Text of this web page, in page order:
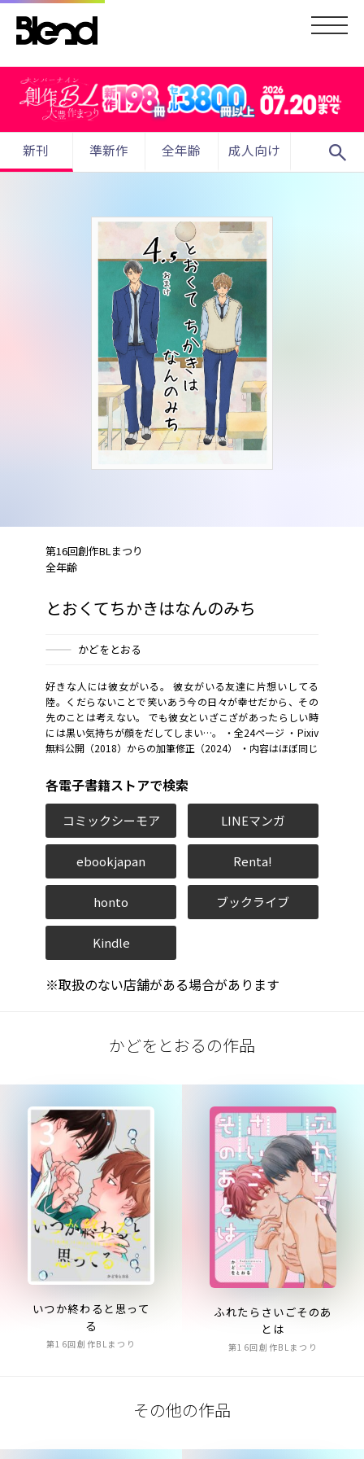
新刊 準新作 全年齢 成人向け search
第16回創作BLまつり
全年齢
とおくてちかきはなんのみち
かどをとおる
好きな人には彼女がいる。 彼女がいる友達に片想いしてる
陸。くだらないことで笑いあう今の日々が幸せだから、その
先のことは考えない。 でも彼女といざこざがあったらしい時
には黒い気持ちが顔をだしてしまい…。 ・全24ページ ・Pixiv
無料公開（2018）からの加筆修正（2024） ・内容はほぼ同じ
各電子書籍ストアで検索
コミックシーモア LINEマンガ
ebookjapan Renta!
honto ブックライブ
Kindle
※取扱のない店舗がある場合があります
かどをとおるの作品
いつか終わると思って
る
第16回創作BLまつり
ふれたらさいごそのあ
とは
第16回創作BLまつり
その他の作品